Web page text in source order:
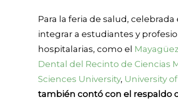
Para la feria de salud,
integrar a estudiantes y
hospitalarias, como el
Dental del Recinto de Ciencias
Sciences University, University
también contó con el respaldo